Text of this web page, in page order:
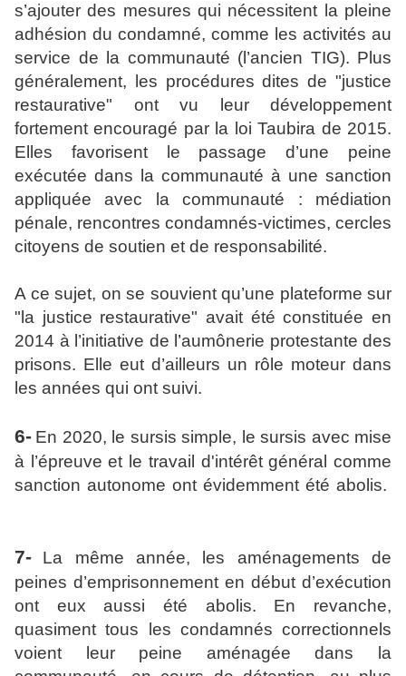
s’ajouter des mesures qui nécessitent la pleine
adhésion du condamné, comme les activités au
service de la communauté (l’ancien TIG). Plus
généralement, les procédures dites de "justice
restaurative" ont vu leur développement
fortement encouragé par la loi Taubira de 2015.
Elles favorisent le passage d’une peine
exécutée dans la communauté à une sanction
appliquée avec la communauté : médiation
pénale, rencontres condamnés-victimes, cercles
citoyens de soutien et de responsabilité.
A ce sujet, on se souvient qu’une plateforme sur
"la justice restaurative" avait été constituée en
2014 à l’initiative de l’aumônerie protestante des
prisons. Elle eut d’ailleurs un rôle moteur dans
les années qui ont suivi.
6- En 2020, le sursis simple, le sursis avec mise
à l’épreuve et le travail d'intérêt général comme
sanction autonome ont évidemment été abolis.
7-
La même année, les aménagements de
peines d’emprisonnement en début d’exécution
ont eux aussi été abolis. En revanche,
quasiment tous les condamnés correctionnels
voient leur peine aménagée dans la